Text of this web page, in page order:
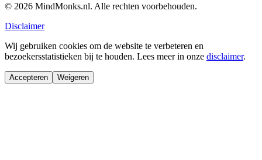
© 2026 MindMonks.nl. Alle rechten voorbehouden.
Disclaimer
Wij gebruiken cookies om de website te verbeteren en
bezoekersstatistieken bij te houden. Lees meer in onze disclaimer.
Accepteren Weigeren